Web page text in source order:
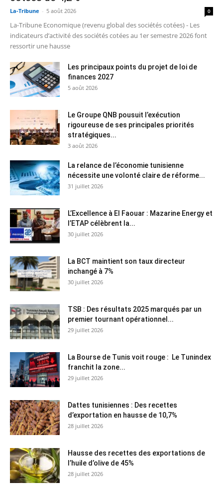
La-Tribune - 5 août 2026 0
La-Tribune Economique (revenu global des sociétés cotées) - Les
indicateurs d’activité des sociétés cotées au 1er semestre 2026 font
ressortir une hausse
Les principaux points du projet de loi de
finances 2027
5 août 2026
Le Groupe QNB pousuit l’exécution
rigoureuse de ses principales priorités
stratégiques...
3 août 2026
La relance de l’économie tunisienne
nécessite une volonté claire de réforme...
31 juillet 2026
L’Excellence à El Faouar : Mazarine Energy et
l’ETAP célèbrent la...
30 juillet 2026
La BCT maintient son taux directeur
inchangé à 7%
30 juillet 2026
TSB : Des résultats 2025 marqués par un
premier tournant opérationnel...
29 juillet 2026
La Bourse de Tunis voit rouge : Le Tunindex
franchit la zone...
29 juillet 2026
Dattes tunisiennes : Des recettes
d’exportation en hausse de 10,7%
28 juillet 2026
Hausse des recettes des exportations de
l’huile d’olive de 45%
28 juillet 2026